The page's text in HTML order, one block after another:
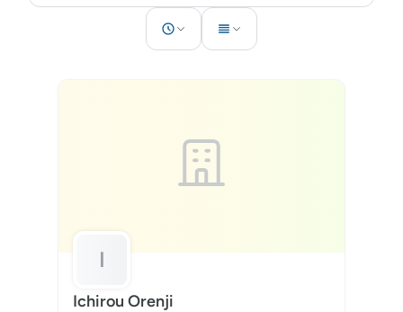
I
Ichirou Orenji